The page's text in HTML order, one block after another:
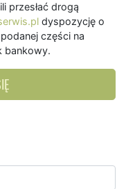
przesłać drogą
dyspozycję o
części na
bankowy.